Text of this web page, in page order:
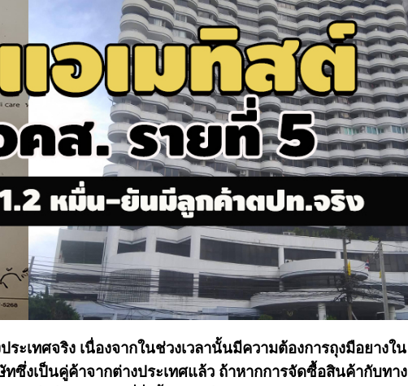
ะเทศจริง เนื่องจากในช่วงเวลานั้นมีความต้องการถุงมือยางใน
ซึ่งเป็นคู่ค้าจากต่างประเทศแล้ว ถ้าหากการจัดซื้อสินค้ากับทาง